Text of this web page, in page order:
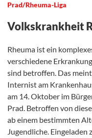
Prad/Rheuma-Liga
Volkskrankheit
Rheuma ist ein
verschiedene
sind betroffen. Das
Internist am
am 14. Oktober im
Prad. Betroffen von
ab einem bestimmten
Jugendliche.